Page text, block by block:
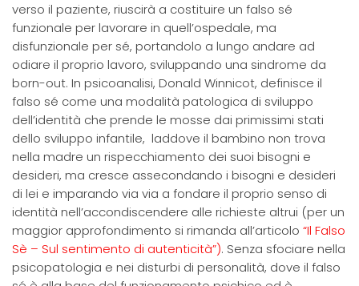
verso il paziente, riuscirà a costituire un falso sé
funzionale per lavorare in quell’ospedale, ma
disfunzionale per sé, portandolo a lungo andare ad
odiare il proprio lavoro, sviluppando una sindrome da
born-out. In psicoanalisi, Donald Winnicot, definisce il
falso sé come una modalità patologica di sviluppo
dell’identità che prende le mosse dai primissimi stati
dello sviluppo infantile, laddove il bambino non trova
nella madre un rispecchiamento dei suoi bisogni e
desideri, ma cresce assecondando i bisogni e desideri
di lei e imparando via via a fondare il proprio senso di
identità nell’accondiscendere alle richieste altrui (per un
maggior approfondimento si rimanda all’articolo “Il Falso
Sè – Sul sentimento di autenticità”). Senza sfociare nella
psicopatologia e nei disturbi di personalità, dove il falso